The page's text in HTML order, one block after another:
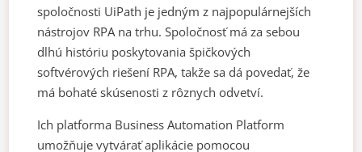
spoločnosti UiPath je jedným z najpopulárnejších
nástrojov RPA na trhu. Spoločnosť má za sebou
dlhú históriu poskytovania špičkových
softvérových riešení RPA, takže sa dá povedať, že
má bohaté skúsenosti z rôznych odvetví.
Ich platforma Business Automation Platform
umožňuje vytvárať aplikácie pomocou